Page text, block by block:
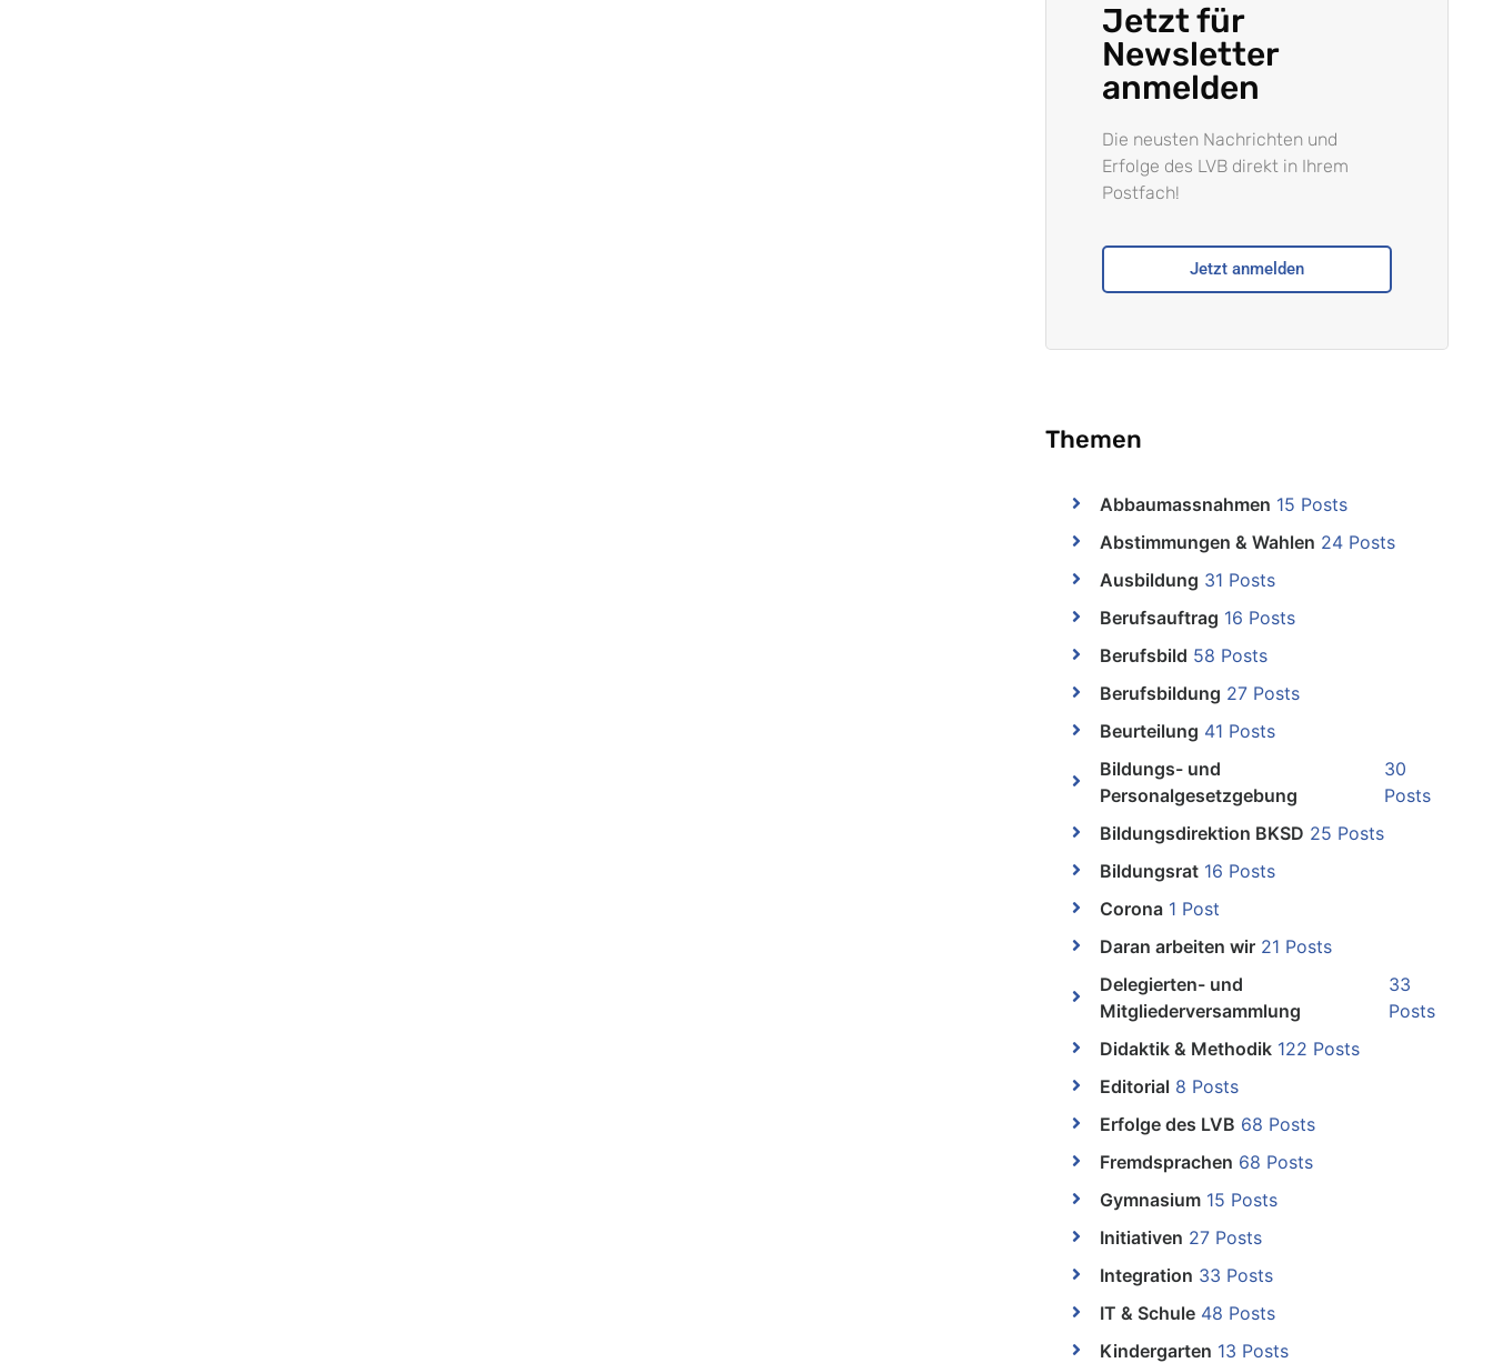
Jetzt für
Newsletter
anmelden
Die neusten Nachrichten und
Erfolge des LVB direkt in Ihrem
Postfach!
Jetzt anmelden
Themen
Abbaumassnahmen 15 Posts
Abstimmungen & Wahlen 24 Posts
Ausbildung 31 Posts
Berufsauftrag 16 Posts
Berufsbild 58 Posts
Berufsbildung 27 Posts
Beurteilung 41 Posts
Bildungs- und
Personalgesetzgebung
30
Posts
Bildungsdirektion BKSD 25 Posts
Bildungsrat 16 Posts
Corona 1 Post
Daran arbeiten wir 21 Posts
Delegierten- und
Mitgliederversammlung
33
Posts
Didaktik & Methodik 122 Posts
Editorial 8 Posts
Erfolge des LVB 68 Posts
Fremdsprachen 68 Posts
Gymnasium 15 Posts
Initiativen 27 Posts
Integration 33 Posts
IT & Schule 48 Posts
Kindergarten 13 Posts